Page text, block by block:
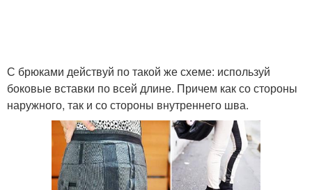
С брюками действуй по такой же схеме: используй
боковые вставки по всей длине. Причем как со стороны
наружного, так и со стороны внутреннего шва.